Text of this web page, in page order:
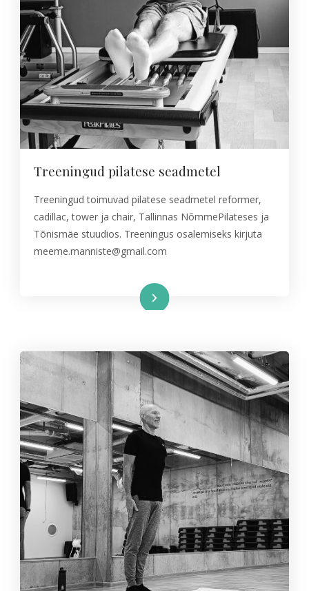
Treeningud pilatese seadmetel
Treeningud toimuvad pilatese seadmetel reformer,
cadillac, tower ja chair, Tallinnas NõmmePilateses ja
Tõnismäe stuudios. Treeningus osalemiseks kirjuta
meeme.manniste@gmail.com
Read More